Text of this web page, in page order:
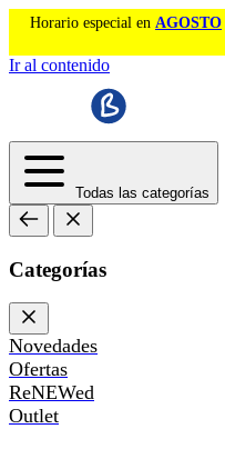
Horario especial en AGOSTO
Ir al contenido
Todas las categorías
Categorías
Novedades
Ofertas
ReNEWed
Outlet